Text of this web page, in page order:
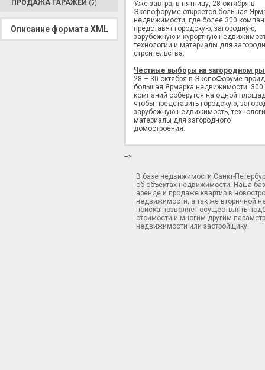
ПРОДАЖА ГАРАЖЕЙ (5)
Описание формата XML
Уже завтра, в пятницу, 28 октября в
Экспофоруме откроется большая
недвижимости, где более 300
представят городскую, загородную,
зарубежную и курортную
технологии и материалы для
строительства.
Честные выборы на загородном
28 – 30 октября в ЭкспоФоруме
большая Ярмарка недвижимости. 300
компаний соберутся на одной
чтобы представить городскую,
зарубежную недвижимость,
материалы для загородного
домостроения.
-->
В базе недвижимости Санкт-
об объектах недвижимости. Наша
аренде и продаже квартир в
недвижимости, а так же вторичной
поиска позволяет осуществлять
стоимости и многим другим
недвижимости или застройщику.